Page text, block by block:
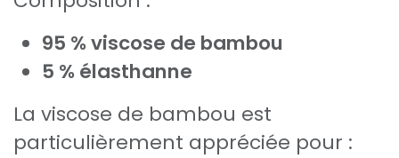
95 % viscose de bambou
5 % élasthanne
La viscose de bambou est
particulièrement appréciée pour :